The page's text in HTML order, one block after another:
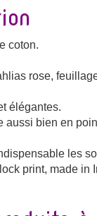
coton.
rose,
élégantes.
aussi bien en
les
print, made in